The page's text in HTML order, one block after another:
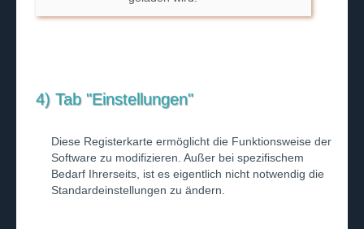
4) Tab "Einstellungen"
Diese Registerkarte ermöglicht die Funktionsweise der
Software zu modifizieren. Außer bei spezifischem
Bedarf Ihrerseits, ist es eigentlich nicht notwendig die
Standardeinstellungen zu ändern.